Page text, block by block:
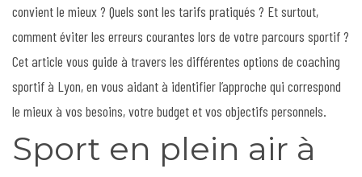
convient le mieux ? Quels sont les tarifs pratiqués ? Et surtout,
comment éviter les erreurs courantes lors de votre parcours sportif ?
Cet article vous guide à travers les différentes options de coaching
sportif à Lyon, en vous aidant à identifier l’approche qui correspond
le mieux à vos besoins, votre budget et vos objectifs personnels.
Sport en plein air à